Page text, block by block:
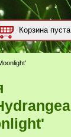
Корзина пуста